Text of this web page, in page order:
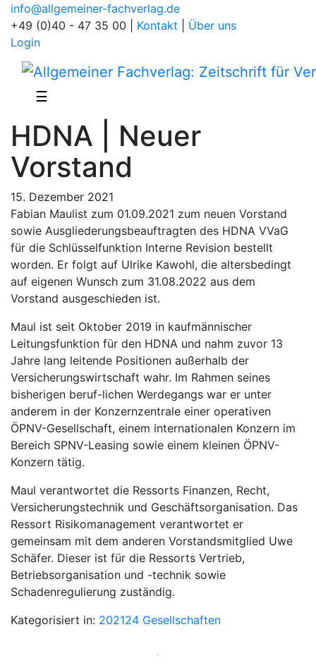
info@allgemeiner-fachverlag.de
+49 (0)40 - 47 35 00
Kontakt
Über uns
Login
☰
HDNA | Neuer
Vorstand
15. Dezember 2021
Fabian Maulist zum 01.09.2021 zum neuen Vorstand
sowie Ausgliederungsbeauftragten des HDNA VVaG
für die Schlüsselfunktion Interne Revision bestellt
worden. Er folgt auf Ulrike Kawohl, die altersbedingt
auf eigenen Wunsch zum 31.08.2022 aus dem
Vorstand ausgeschieden ist.
Maul ist seit Oktober 2019 in kaufmännischer
Leitungsfunktion für den HDNA und nahm zuvor 13
Jahre lang leitende Positionen außerhalb der
Versicherungswirtschaft wahr. Im Rahmen seines
bisherigen beruf-lichen Werdegangs war er unter
anderem in der Konzernzentrale einer operativen
ÖPNV-Gesellschaft, einem internationalen Konzern im
Bereich SPNV-Leasing sowie einem kleinen ÖPNV-
Konzern tätig.
Maul verantwortet die Ressorts Finanzen, Recht,
Versicherungstechnik und Geschäftsorganisation. Das
Ressort Risikomanagement verantwortet er
gemeinsam mit dem anderen Vorstandsmitglied Uwe
Schäfer. Dieser ist für die Ressorts Vertrieb,
Betriebsorganisation und -technik sowie
Schadenregulierung zuständig.
Kategorisiert in: 202124 Gesellschaften